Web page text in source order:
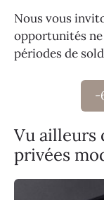
Nous vous
opportunités ne
périodes de
-
Vu ailleurs
privées